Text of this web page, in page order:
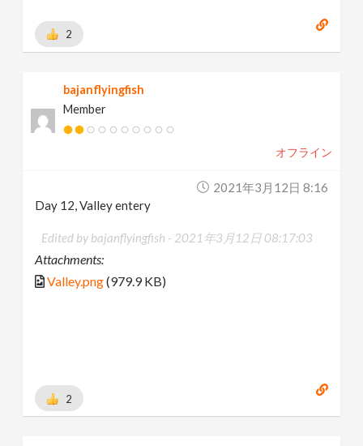
2
bajanflyingfish
Member
オフライン
2021年3月12日 8:16
Day 12, Valley entery
Edited by bajanflyingfish - 2021年3月12日 08:17:03
Attachments:
Valley.png(979.9 KB)
2